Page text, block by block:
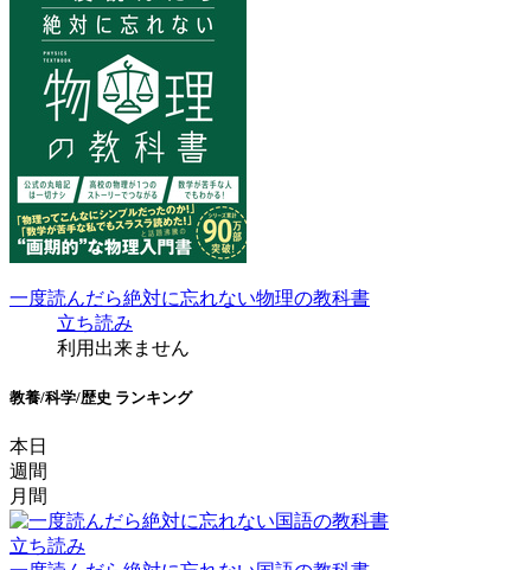
一度読んだら絶対に忘れない物理の教科書
立ち読み
利用出来ません
教養/科学/歴史 ランキング
本日
週間
月間
立ち読み